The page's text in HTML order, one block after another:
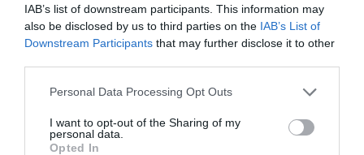
IAB’s list of downstream participants. This information may
also be disclosed by us to third parties on the IAB’s List of
Downstream Participants that may further disclose it to other
Personal Data Processing Opt Outs
I want to opt-out of the Sharing of my
personal data.
Opted In
Παίζουν οι ηθοποιοί:
Ξαδέλφη Βαλεντίνη:Εύρη Σωφρονιάδου
Μαργαρίτα:Εβελίνα Αραπίδη
Λεό:Βαγγέλης Ρόκκος
Λουίζα:
Μαρλέν Σαΐτη
Σίμος:Χάρης Ηλιάδης